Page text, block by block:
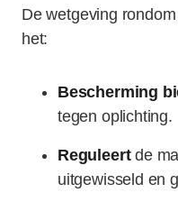
De wetgeving
het:
Bescherming
tegen oplichting.
Reguleertde
uitgewisseld en